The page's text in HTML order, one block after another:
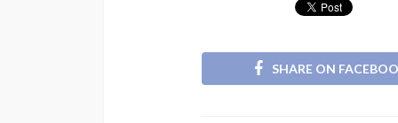
SHARE ON